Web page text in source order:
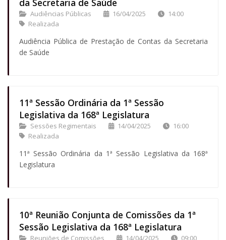
Audiências Públicas 16/04/2025
14:00
Realizada
Audiência Pública de Prestação de Contas da Secretaria
de Saúde
11ª Sessão Ordinária da 1ª Sessão
Legislativa da 168ª Legislatura
Sessões Regimentais 14/04/2025
16:00
Realizada
11ª Sessão Ordinária da 1ª Sessão Legislativa da 168ª
Legislatura
10ª Reunião Conjunta de Comissões da 1ª
Sessão Legislativa da 168ª Legislatura
Reuniões de Comissões 14/04/2025
09:00